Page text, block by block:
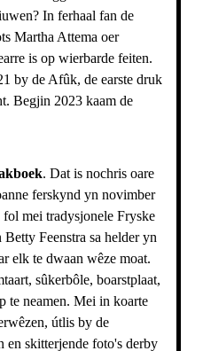
In ferhaal fan de
Martha Attema oer
is op wierbarde feiten.
by de Afûk, de earste druk
Begjin 2023 kaam de
. Dat is nochris oare
ferskynd yn novimber
mei tradysjonele Fryske
Feenstra sa helder yn
elk te dwaan wêze moat.
sûkerbôle, boarstplaat,
te neamen. Mei in koarte
útlis by de
en skitterjende foto's derby